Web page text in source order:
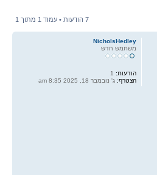
7 הודעות • עמוד 1 מתוך 1
NicholsHedley
משתמש חדש
הודעות:
הצטרף: ג' נובמבר 18, 2025 8:35 am